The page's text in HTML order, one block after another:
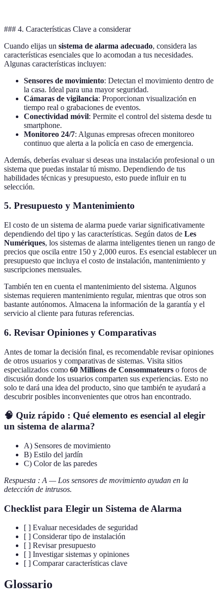
### 4. Características Clave a considerar
Cuando elijas un sistema de alarma adecuado, considera las
características esenciales que lo acomodan a tus necesidades.
Algunas características incluyen:
Sensores de movimiento: Detectan el movimiento dentro de
la casa. Ideal para una mayor seguridad.
Cámaras de vigilancia: Proporcionan visualización en
tiempo real o grabaciones de eventos.
Conectividad móvil: Permite el control del sistema desde tu
smartphone.
Monitoreo 24/7: Algunas empresas ofrecen monitoreo
continuo que alerta a la policía en caso de emergencia.
Además, deberías evaluar si deseas una instalación profesional o un
sistema que puedas instalar tú mismo. Dependiendo de tus
habilidades técnicas y presupuesto, esto puede influir en tu
selección.
5. Presupuesto y Mantenimiento
El costo de un sistema de alarma puede variar significativamente
dependiendo del tipo y las características. Según datos de Les
Numériques, los sistemas de alarma inteligentes tienen un rango de
precios que oscila entre 150 y 2,000 euros. Es esencial establecer un
presupuesto que incluya el costo de instalación, mantenimiento y
suscripciones mensuales.
También ten en cuenta el mantenimiento del sistema. Algunos
sistemas requieren mantenimiento regular, mientras que otros son
bastante autónomos. Almacena la información de la garantía y el
servicio al cliente para futuras referencias.
6. Revisar Opiniones y Comparativas
Antes de tomar la decisión final, es recomendable revisar opiniones
de otros usuarios y comparativas de sistemas. Visita sitios
especializados como 60 Millions de Consommateurs o foros de
discusión donde los usuarios comparten sus experiencias. Esto no
solo te dará una idea del producto, sino que también te ayudará a
descubrir posibles inconvenientes que otros han encontrado.
🧠 Quiz rápido : Qué elemento es esencial al elegir
un sistema de alarma?
A) Sensores de movimiento
B) Estilo del jardín
C) Color de las paredes
Respuesta : A — Los sensores de movimiento ayudan en la
detección de intrusos.
Checklist para Elegir un Sistema de Alarma
[ ] Evaluar necesidades de seguridad
[ ] Considerar tipo de instalación
[ ] Revisar presupuesto
[ ] Investigar sistemas y opiniones
[ ] Comparar características clave
Glossario